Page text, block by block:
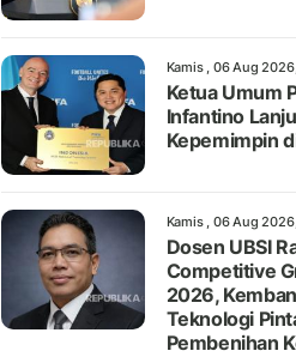
Kamis , 06 Aug
Ketua Umum
Infantino
Kepemimpin
Kamis , 06 Aug
Dosen UBSI
Competitive
2026,
Teknologi
Pembenihan